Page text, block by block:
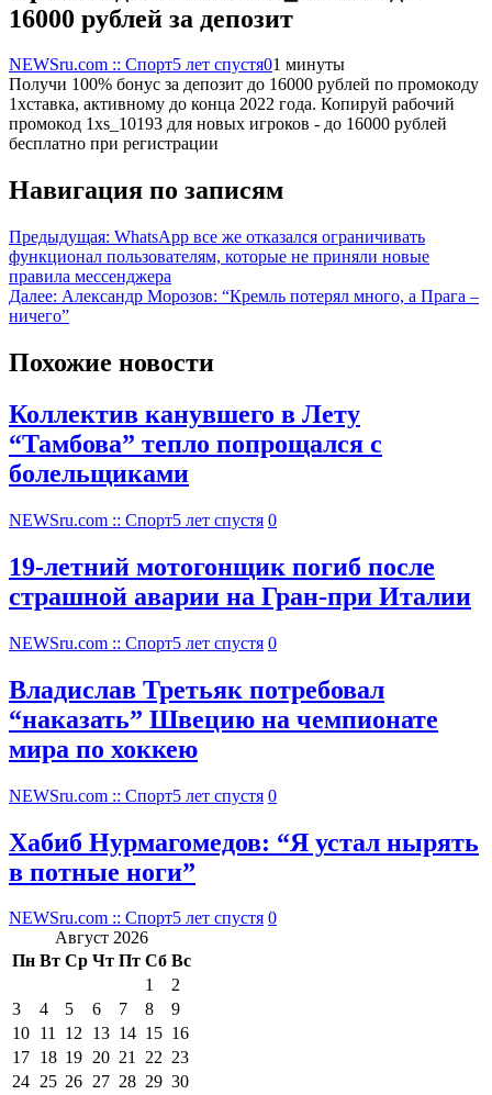
16000 рублей за депозит
NEWSru.com :: Спорт5 лет спустя01 минуты
Получи 100% бонус за депозит до 16000 рублей по промокоду
1хставка, активному до конца 2022 года. Копируй рабочий
промокод 1xs_10193 для новых игроков - до 16000 рублей
бесплатно при регистрации
Навигация по записям
Предыдущая: WhatsApp все же отказался ограничивать
функционал пользователям, которые не приняли новые
правила мессенджера
Далее: Александр Морозов: “Кремль потерял много, а Прага –
ничего”
Похожие новости
Коллектив канувшего в Лету
“Тамбова” тепло попрощался с
болельщиками
NEWSru.com :: Спорт5 лет спустя 0
19-летний мотогонщик погиб после
страшной аварии на Гран-при Италии
NEWSru.com :: Спорт5 лет спустя 0
Владислав Третьяк потребовал
“наказать” Швецию на чемпионате
мира по хоккею
NEWSru.com :: Спорт5 лет спустя 0
Хабиб Нурмагомедов: “Я устал нырять
в потные ноги”
NEWSru.com :: Спорт5 лет спустя 0
Август 2026
Пн Вт Ср Чт Пт Сб Вс
1
2
3
4 5 6 7 8
9
10 11 12 13 14 15 16
17 18 19 20 21 22 23
24 25 26 27 28 29 30